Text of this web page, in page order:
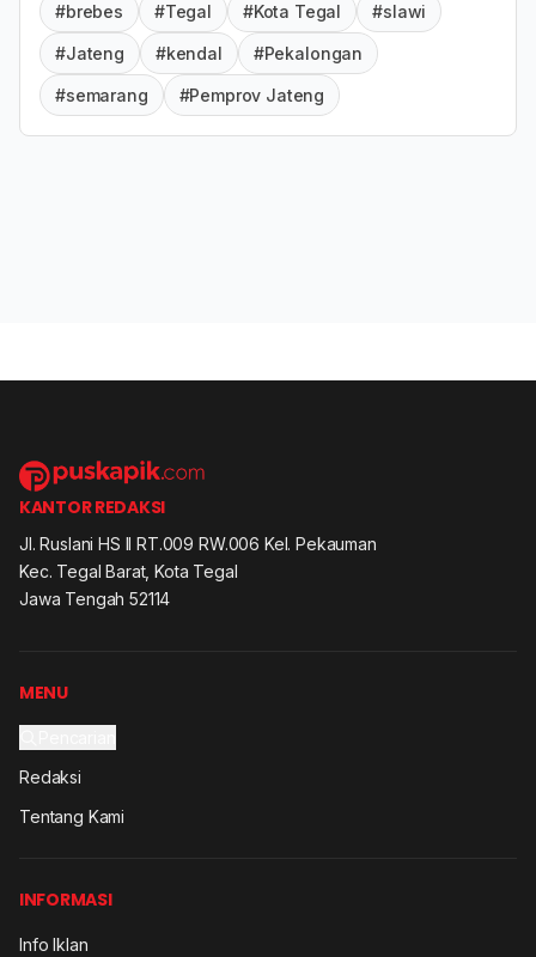
#brebes #Tegal #Kota Tegal #slawi
#Jateng #kendal #Pekalongan
#semarang #Pemprov Jateng
KANTOR REDAKSI
Jl. Ruslani HS II RT.009 RW.006 Kel. Pekauman
Kec. Tegal Barat, Kota Tegal
Jawa Tengah 52114
MENU
Redaksi
Tentang Kami
INFORMASI
Info Iklan